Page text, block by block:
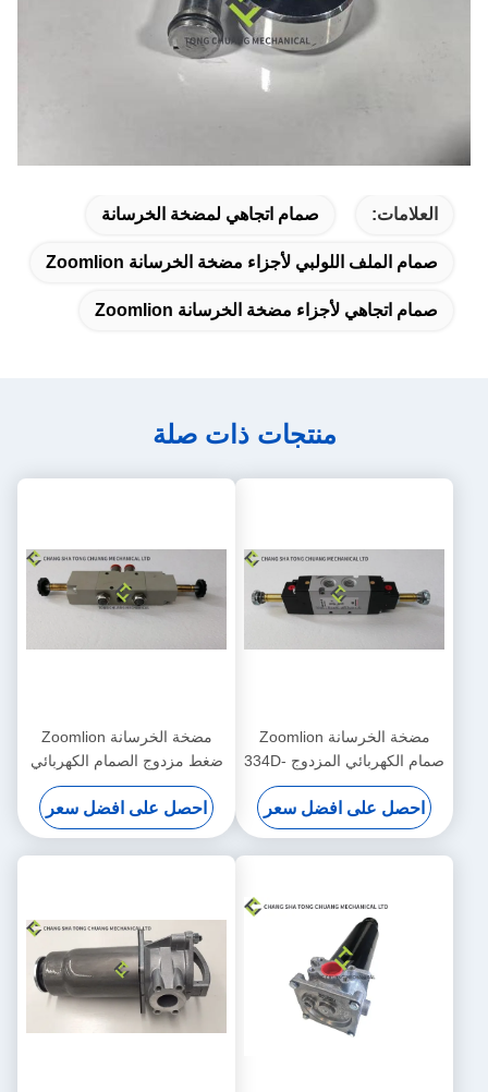
العلامات: صمام اتجاهي لمضخة الخرسانة
صمام الملف اللولبي لأجزاء مضخة الخرسانة Zoomlion
صمام اتجاهي لأجزاء مضخة الخرسانة Zoomlion
منتجات ذات صلة
مضخة الخرسانة Zoomlion
صمام الكهربائي المزدوج 334D-
015-02 1010302328
احصل على افضل سعر
مضخة الخرسانة Zoomlion
ضغط مزدوج الصمام الكهربائي
احصل على افضل سعر